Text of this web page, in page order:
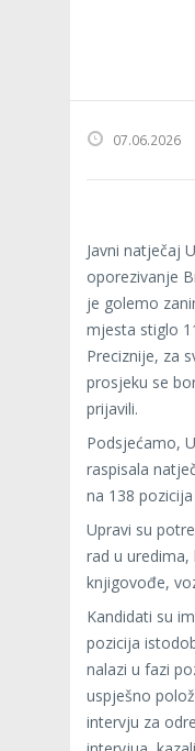
07.06.2026
Javni natječaj
oporezivanje
je golemo
mjesta stiglo
Preciznije, za
prosjeku se
prijavili.
Podsjećamo,
raspisala
na 138
Upravi su
rad u uredima,
knjigovođe,
Kandidati su
pozicija
nalazi u fazi
uspješno
intervju za